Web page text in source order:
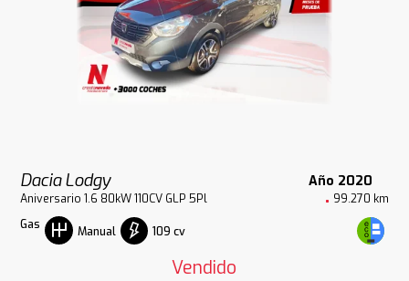
Dacia Lodgy Año 2020
Aniversario 1.6 80kW 110CV GLP 5Pl
99.270 km
Gas
Manual 109 cv
Vendido